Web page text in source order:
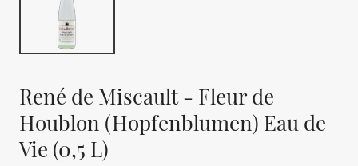
René de Miscault - Fleur de
Houblon (Hopfenblumen) Eau de
Vie (0,5 L)